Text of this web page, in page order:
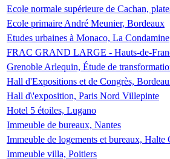
Ecole normale supérieure de Cachan,
Ecole primaire André Meunier, Bordeaux
Etudes urbaines à Monaco, La Condamine
FRAC GRAND LARGE - Hauts-de-
Grenoble Arlequin, Étude de
Hall d'Expositions et de Congrès,
Hall d\'exposition, Paris Nord Villepinte
Hotel 5 étoiles, Lugano
Immeuble de bureaux, Nantes
Immeuble de logements et bureaux,
Immeuble villa, Poitiers